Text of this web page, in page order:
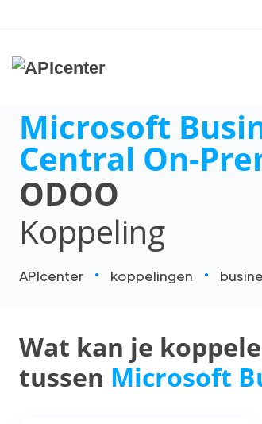
Microsoft
Central On-
ODOO
Koppeling
APIcenter koppelingen
Wat kan je
tussen Microsoft